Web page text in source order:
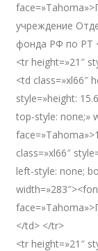
учреждение
фонда РФ по РТ
<tr height=»21″
<td class=»xl66″
style=»height:
top-style: none;»
class=»xl66″
left-style: none;
</td> </tr>
<tr height=»21″